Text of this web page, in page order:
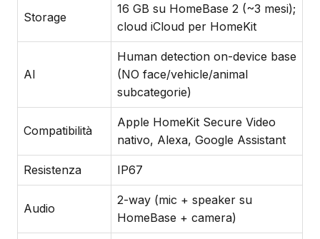
Storage
16 GB su HomeBase 2 (~3 mesi);
cloud iCloud per HomeKit
AI
Human detection on-device base
(NO face/vehicle/animal
subcategorie)
Compatibilità
Apple HomeKit Secure Video
nativo, Alexa, Google Assistant
Resistenza IP67
Audio
2-way (mic + speaker su
HomeBase + camera)